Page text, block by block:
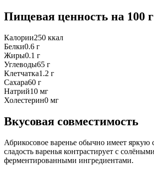
Пищевая ценность на 100 г
Калории250 ккал
Белки0.6 г
Жиры0.1 г
Углеводы65 г
Клетчатка1.2 г
Сахара60 г
Натрий10 мг
Холестерин0 мг
Вкусовая совместимость
Абрикосовое варенье обычно имеет яркую
сладость варенья контрастирует с
ферментированными ингредиентами.